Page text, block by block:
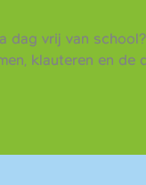
dag vrij van
klauteren en de